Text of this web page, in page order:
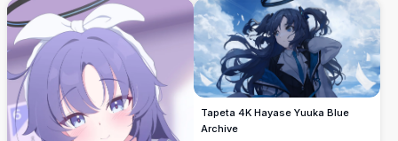
krawatem, trzyma urządzenie, a nad jej
głową unosi się świecąca aureola.
Tapeta 4K Hayase Yuuka Blue
Archive